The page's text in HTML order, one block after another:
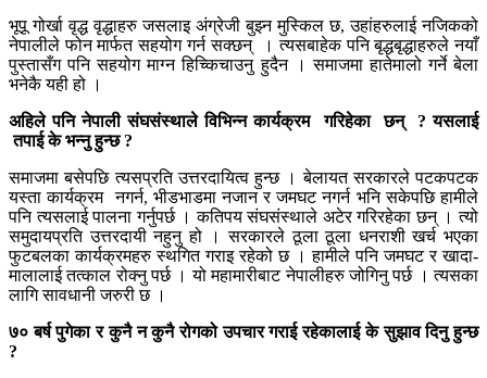
भूपू गोर्खा वृद्ध वृद्धाहरु जसलाइ अंग्रेजी बुझ्न मुस्किल छ, उहांहरुलाई नजिकको
नेपालीले फोन मार्फत सहयोग गर्न सक्छन् । त्यसबाहेक पनि बृद्धबृद्धाहरुले नयाँ
पुस्तासँग पनि सहयोग माग्न हिच्किचाउनु हुदैन । समाजमा हातेमालो गर्ने बेला
भनेकै यही हो ।
अहिले पनि नेपाली संघसंस्थाले विभिन्न कार्यक्रम गरिहेका छन् ?यसलाई
तपाई के भन्नु हुन्छ?
समाजमा बसेपछि त्यसप्रति उत्तरदायित्व हुन्छ । बेलायत सरकारले पटकपटक
यस्ता कार्यक्रम नगर्न, भीडभाडमा नजान र जमघट नगर्न भनि सकेपछि हामीले
पनि त्यसलाई पालना गर्नुपर्छ । कतिपय संघसंस्थाले अटेर गरिरहेका छन् । त्यो
समुदायप्रति उत्तरदायी नहुनु हो । सरकारले ठूला ठूला धनराशी खर्च भएका
फुटबलका कार्यक्रमहरु स्थगित गराइ रहेको छ । हामीले पनि जमघट र खादा-
मालालाई तत्काल रोक्नु पर्छ । यो महामारीबाट नेपालीहरु जोगिनु पर्छ । त्यसका
लागि सावधानी जरुरी छ ।
७० बर्ष पुगेका र कुनै न कुनै रोगको उपचार गराई रहेकालाई के सुझाव दिनु हुन्छ
?